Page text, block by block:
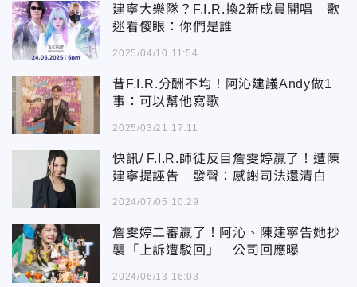
建寧大樂隊？F.I.R.換2新成員開唱 歌
迷看傻眼：你們是誰
2025/04/10 11:54
昔F.I.R.分酬不均！阿沁建議Andy做1
事：可以幫他寫歌
2025/03/21 17:11
快訊/ F.I.R.師徒反目詹雯婷贏了！遭陳
建寧提誣告 發聲：感謝司法還清白
2024/07/05 10:29
詹雯婷二審贏了！阿沁、陳建寧告她抄
襲「上訴遭駁回」 公司回應曝
2024/06/13 16:03